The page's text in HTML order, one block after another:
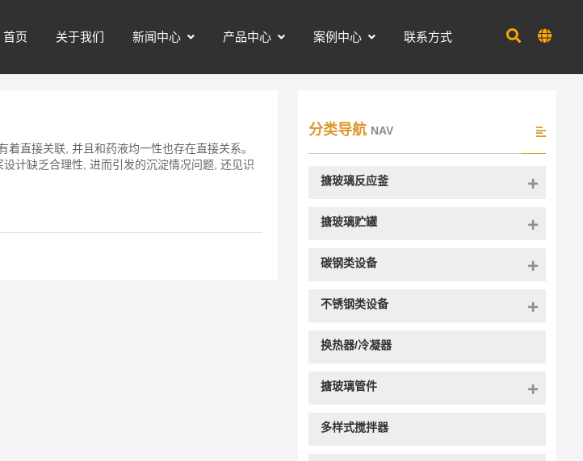
首页 关于我们 新闻中心 产品中心 案例中心 联系方式
直接关联, 并且和药液均一性也存在直接关系。
计缺乏合理性, 进而引发的沉淀情况问题, 还见识
分类导航 NAV
搪玻璃反应釜
搪玻璃贮罐
碳钢类设备
不锈钢类设备
换热器/冷凝器
搪玻璃管件
多样式搅拌器